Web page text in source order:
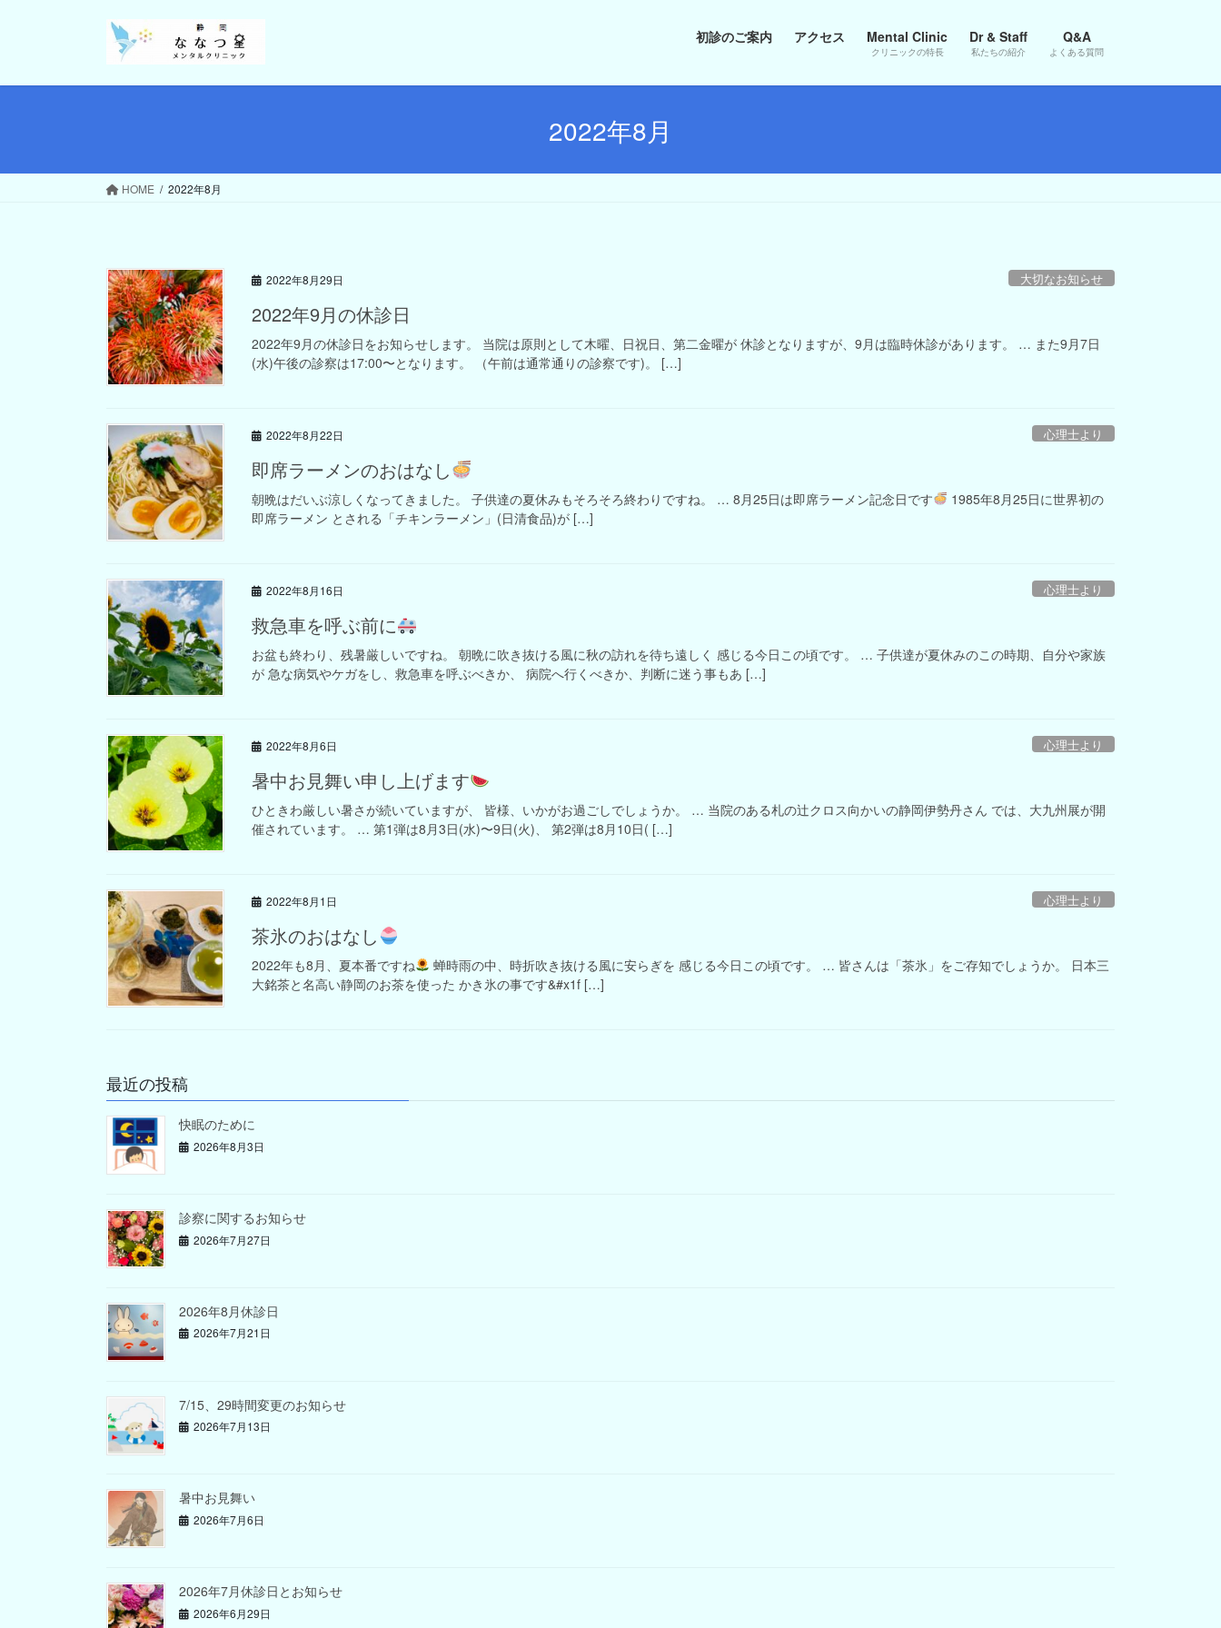
初診のご案内 アクセス Mental Clinic
クリニックの特長
Dr & Staff
私たちの紹介
Q&A
よくある質問
2022年8月
HOME 2022年8月
2022年8月29日 大切なお知らせ
2022年9月の休診日
2022年9月の休診日をお知らせします。 当院は原則として木曜、日祝日、第二金曜が 休診となりますが、9月は臨時休診があります。 … また9月7日
(水)午後の診察は17:00〜となります。 （午前は通常通りの診察です)。 […]
2022年8月22日 心理士より
即席ラーメンのおはなし
朝晩はだいぶ涼しくなってきました。 子供達の夏休みもそろそろ終わりですね。 … 8月25日は即席ラーメン記念日です
1985年8月25日に世界初の
即席ラーメン とされる「チキンラーメン」(日清食品)が […]
2022年8月16日 心理士より
救急車を呼ぶ前に
お盆も終わり、残暑厳しいですね。 朝晩に吹き抜ける風に秋の訪れを待ち遠しく 感じる今日この頃です。 … 子供達が夏休みのこの時期、自分や家族
が 急な病気やケガをし、救急車を呼ぶべきか、 病院へ行くべきか、判断に迷う事もあ […]
2022年8月6日 心理士より
暑中お見舞い申し上げます
ひときわ厳しい暑さが続いていますが、 皆様、いかがお過ごしでしょうか。 … 当院のある札の辻クロス向かいの静岡伊勢丹さん では、大九州展が開
催されています。 … 第1弾は8月3日(水)〜9日(火)、 第2弾は8月10日( […]
2022年8月1日 心理士より
茶氷のおはなし
2022年も8月、夏本番ですね
蝉時雨の中、時折吹き抜ける風に安らぎを 感じる今日この頃です。 … 皆さんは「茶氷」をご存知でしょうか。 日本三
大銘茶と名高い静岡のお茶を使った かき氷の事です&#x1f […]
最近の投稿
快眠のために
2026年8月3日
診察に関するお知らせ
2026年7月27日
2026年8月休診日
2026年7月21日
7/15、29時間変更のお知らせ
2026年7月13日
暑中お見舞い
2026年7月6日
2026年7月休診日とお知らせ
2026年6月29日